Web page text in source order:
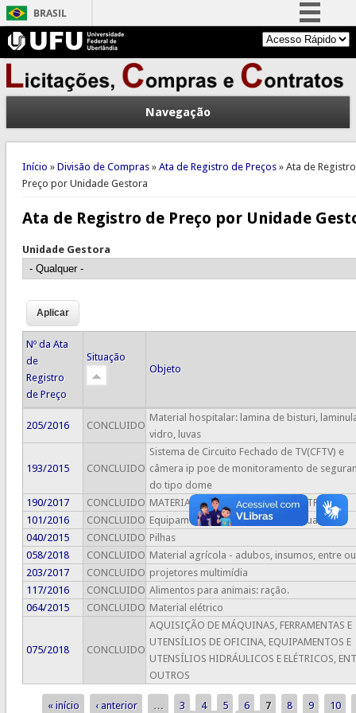
BRASIL
Simplifique!
Comunica BR
Participe
Acesso à informação
Legislação
Canais
Navegação
Você está aqui
Início » Divisão de Compras» Ata de Registro de Preços» Ata de
Preço por Unidade Gestora
Ata de Registro de Preço por Unidade
Unidade Gestora
Nº da Ata
de
Registro
de Preço
Situação
Objeto
205/2016 CONCLUIDO
Material hospitalar: lamina de bisturi,
vidro, luvas
193/2015 CONCLUIDO
Sistema de Circuito Fechado de TV(CFTV) e
câmera ip poe de monitoramento de
do tipo dome
190/2017
CONCLUIDO MATERIAL HOSPITALAR, ENTRE OUTROS
101/2016
CONCLUIDO Equipamentos de Proteção Individual - EPI
040/2015
CONCLUIDO Pilhas
058/2018
CONCLUIDO Material agrícola - adubos, insumos, entre
203/2017
CONCLUIDO projetores multimídia
117/2016
CONCLUIDO Alimentos para animais: ração.
064/2015
CONCLUIDO Material elétrico
075/2018 CONCLUIDO
AQUISIÇÃO DE MÁQUINAS, FERRAMENTAS E
UTENSÍLIOS DE OFICINA, EQUIPAMENTOS E
UTENSÍLIOS HIDRÁULICOS E ELÉTRICOS,
OUTROS
« início ‹ anterior … 3 4 5 6 7 8 9 10